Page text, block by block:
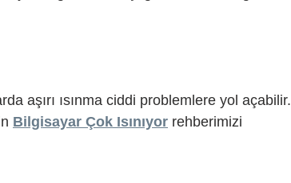
aşırı ısınma ciddi problemlere yol açabilir.
Bilgisayar Çok Isınıyor rehberimizi